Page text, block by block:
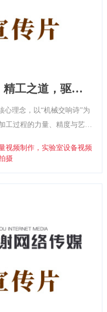
工之道，驱动
心理念，以“机械交响诗”为
工过程的力量、精度与艺术
业地位。
视频制作，实验室设备视频
摄